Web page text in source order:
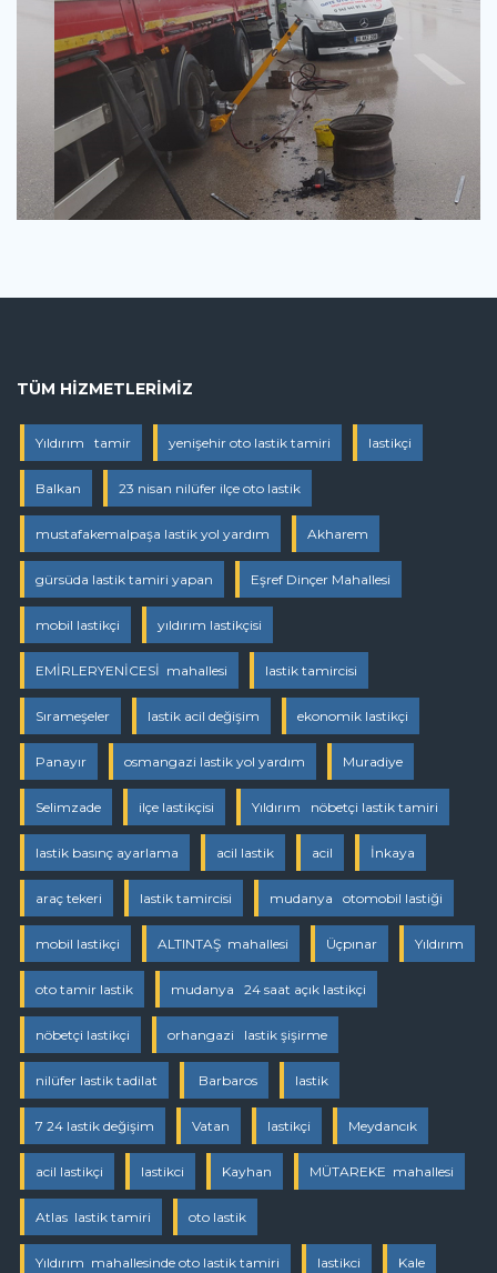
TÜM HIZMETLERIMIZ
Yıldırım tamir yenişehir oto lastik tamiri lastikçi
Balkan 23 nisan nilüfer ilçe oto lastik
mustafakemalpaşa lastik yol yardım Akharem
gürsüda lastik tamiri yapan Eşref Dinçer Mahallesi
mobil lastikçi yıldırım lastikçisi
EMİRLERYENİCESİ mahallesi lastik tamircisi
Sırameşeler lastik acil değişim ekonomik lastikçi
Panayır osmangazi lastik yol yardım Muradiye
Selimzade ilçe lastikçisi Yıldırım nöbetçi lastik tamiri
lastik basınç ayarlama acil lastik acil İnkaya
araç tekeri lastik tamircisi mudanya otomobil lastiği
mobil lastikçi ALTINTAŞ mahallesi Üçpınar Yıldırım
oto tamir lastik mudanya 24 saat açık lastikçi
nöbetçi lastikçi orhangazi lastik şişirme
nilüfer lastik tadilat Barbaros lastik
7 24 lastik değişim Vatan lastikçi Meydancık
acil lastikçi lastikci Kayhan MÜTAREKE mahallesi
Atlas lastik tamiri oto lastik
Yıldırım mahallesinde oto lastik tamiri lastikci Kale